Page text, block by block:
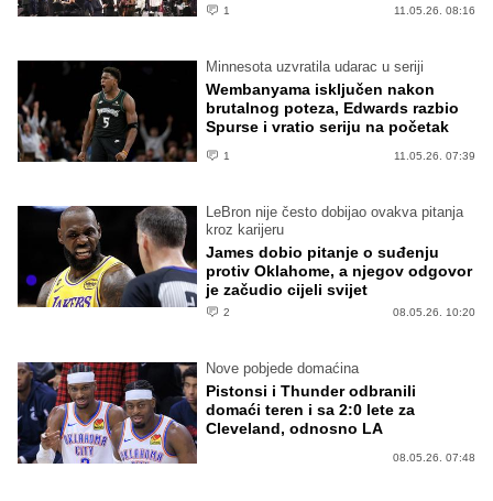
1 11.05.26. 08:16
Minnesota uzvratila udarac u seriji
Wembanyama isključen nakon
brutalnog poteza, Edwards razbio
Spurse i vratio seriju na početak
1 11.05.26. 07:39
LeBron nije često dobijao ovakva pitanja
kroz karijeru
James dobio pitanje o suđenju
protiv Oklahome, a njegov odgovor
je začudio cijeli svijet
2 08.05.26. 10:20
Nove pobjede domaćina
Pistonsi i Thunder odbranili
domaći teren i sa 2:0 lete za
Cleveland, odnosno LA
08.05.26. 07:48